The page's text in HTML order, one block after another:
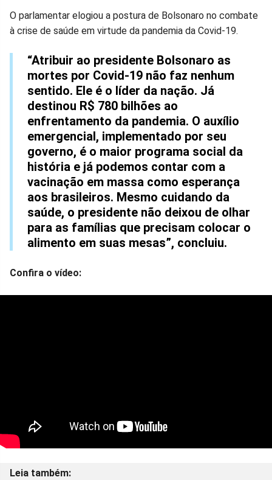
O parlamentar elogiou a postura de Bolsonaro no combate
à crise de saúde em virtude da pandemia da Covid-19.
“Atribuir ao presidente Bolsonaro as
mortes por Covid-19 não faz nenhum
sentido. Ele é o líder da nação. Já
destinou R$ 780 bilhões ao
enfrentamento da pandemia. O auxílio
emergencial, implementado por seu
governo, é o maior programa social da
história e já podemos contar com a
vacinação em massa como esperança
aos brasileiros. Mesmo cuidando da
saúde, o presidente não deixou de olhar
para as famílias que precisam colocar o
alimento em suas mesas”, concluiu.
Confira o vídeo: